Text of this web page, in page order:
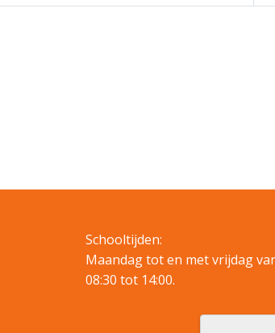
Schooltijden:
Maandag tot en met vrijdag
08:30 tot 14:00.